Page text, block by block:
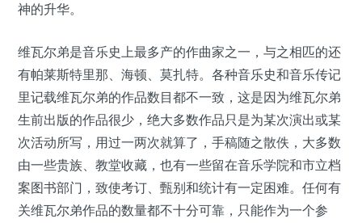
神的升华。
维瓦尔弟是音乐史上最多产的作曲家之一，与之相匹的还
有帕莱斯特里那、海顿、莫扎特。各种音乐史和音乐传记
里记载维瓦尔弟的作品数目都不一致，这是因为维瓦尔弟
生前出版的作品很少，绝大多数作品只是为某次演出或某
次活动所写，用过一两次就算了，手稿随之散佚，大多数
由一些贵族、教堂收藏，也有一些留在音乐学院和市立档
案图书部门，致使考订、甄别和统计有一定困难。任何有
关维瓦尔弟作品的数量都不十分可靠，只能作为一个参